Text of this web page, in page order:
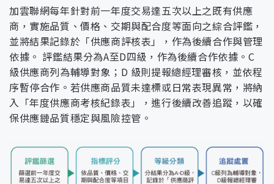
分析、國際市場觀、經營管理、領導統御、決策與危
機應變等綜合能力。
突。《內部控制與稽核制
度》：落實法遵監督與風險管
理，確保營運程序合規健全。
● 設立功能性委員會（如審計
委員會、薪酬委員會），健全
決策與監督機制。
● 實施董事會績效評估制度，
● 推動董事會組成多元化，促
進性別平等與多元觀點參與。
● 辦理董事會永續治理相關教
反貪腐教育訓練
權責單位
由各處最高主管擔任成員，依
據職掌範疇評估潛在風險的發
生可能性與衝擊程度，並研擬
對應措施予以落實執行，必要
時建立危機應變機制以降低損
害。
稽核室
風險管理政策訂定年度稽核計
畫，執行獨立查核並提出改善
建議，稽核結果定期提報董事
資通安全長
為確保資訊安全管理制度有效
執行，加雲聯網由最高階主管
擔任資通安全長，負責統籌資
安政策推動與制度監督。其主
要職責包括主持資通安全管理
委員會、審核資安目標與執行
成效，並協調相關資源，確保
營運持續、風險可控與制度持
負責資訊安全管理制度之執行
與協調，並向資通安全長報告
即時回應機制
處理客戶諮詢與申訴，並定期
檢視回應效能。
精進產品與服務
依據客戶回饋與市場趨勢，優
化產品功能與服務流程，提升
整體競爭力。
客戶滿意度調查與回饋應用
加雲聯網每年針對前一年度交易達五次以上之既有供應
商，實施品質、價格、交期與配合度等面向之綜合評鑑，
並將結果記錄於「供應商評核表」，作為後續合作與管理
依據。 評鑑結果分為A至D四級，作為後續合作依據。C
級供應商列為輔導對象；D 級則提報總經理審核，並依程
序暫停合作。若供應商品質未達標或日常表現異常，將納
入「年度供應商考核紀錄表」，進行後續改善追蹤，以確
保供應鏈品質穩定與風險控管。